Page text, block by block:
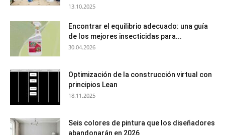
13.10.2025
Encontrar el equilibrio adecuado: una guía
de los mejores insecticidas para...
30.04.2026
Optimización de la construcción virtual con
principios Lean
18.11.2025
Seis colores de pintura que los diseñadores
abandonarán en 2026